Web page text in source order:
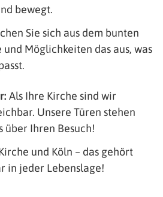
bewegt.
Sie sich aus dem bunten
Möglichkeiten das aus, was
Als Ihre Kirche sind wir
Unsere Türen stehen
über Ihren Besuch!
und Köln – das gehört
in jeder Lebenslage!